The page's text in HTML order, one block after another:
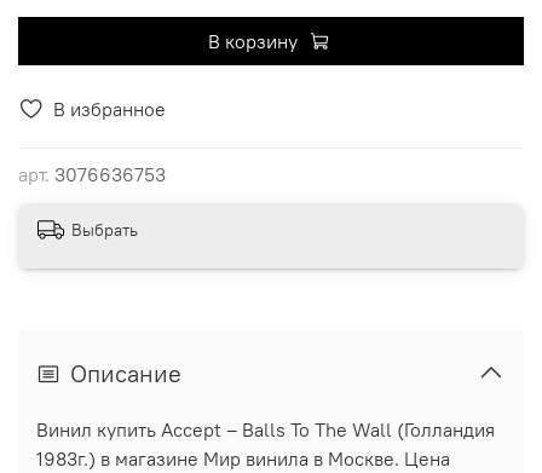
В избранное
арт. 3076636753
В корзину
Выбрать
Описание
Винил купить Accept ‎– Balls To The Wall (Голландия
1983г.) в магазине Мир винила в Москве. Цена